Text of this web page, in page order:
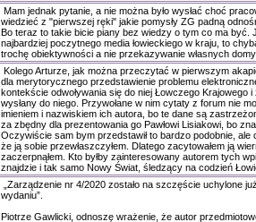
Mam jednak pytanie, a nie można było wysłać choć
wiedzieć z "pierwszej ręki" jakie pomysły ZG padną
Bo teraz to takie bicie piany bez wiedzy o tym co ma być.
najbardziej poczytnego media łowieckiego w kraju, to
trochę obiektywności a nie przekazywanie własnych
Kolego Arturze, jak można przeczytać w pierwszym
dla merytorycznego przedstawienie problemu
kontekście odwoływania się do niej Łowczego Krajowego i
wysłany do niego. Przywołane w nim cytaty z forum nie
imieniem i nazwiskiem ich autora, bo te dane są
za zbędny dla prezentowania go Pawłowi Lisiakowi, bo
Oczywiście sam bym przedstawił to bardzo podobnie, ale
że ją sobie przewłaszczyłem. Dlatego zacytowałem ją
zaczerpnąłem. Kto byłby zainteresowany autorem tych
znajdzie i tak samo Nowy Świat, śledzący na codzień
„Zarządzenie nr 4/2020 zostało na szczęście uchylone
wydaniu”.
Piotrze Gawlicki, odnoszę wrażenie, że autor